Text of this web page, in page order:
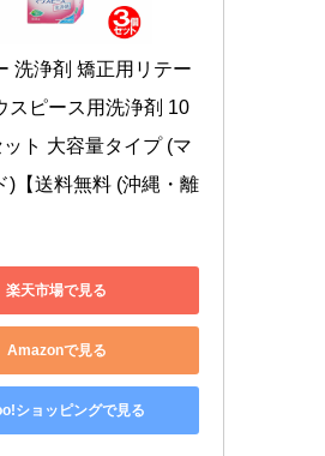
洗浄剤 矯正用リテー
スピース用洗浄剤 10
ト 大容量タイプ (マ
)【送料無料 (沖縄・離
楽天市場で見る
Amazonで見る
ショッピングで見る